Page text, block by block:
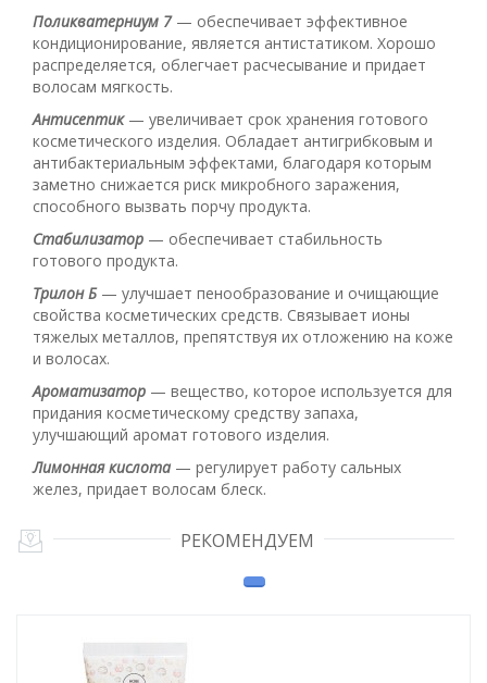
Поликватерниум 7— обеспечивает эффективное
кондиционирование, является антистатиком. Хорошо
распределяется, облегчает расчесывание и придает
волосам мягкость.
Антисептик— увеличивает срок хранения готового
косметического изделия. Обладает антигрибковым и
антибактериальным эффектами, благодаря которым
заметно снижается риск микробного заражения,
способного вызвать порчу продукта.
Стабилизатор — обеспечивает стабильность
готового продукта.
Трилон Б— улучшает пенообразование и очищающие
свойства косметических средств. Связывает ионы
тяжелых металлов, препятствуя их отложению на коже
и волосах.
Ароматизатор — вещество, которое используется для
придания косметическому средству запаха,
улучшающий аромат готового изделия.
Лимонная кислота — регулирует работу сальных
желез, придает волосам блеск.
РЕКОМЕНДУЕМ